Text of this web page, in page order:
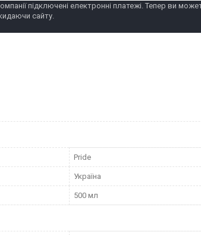
підключені електронні платежі. Тепер ви
сайту.
Pride
Україна
500 мл